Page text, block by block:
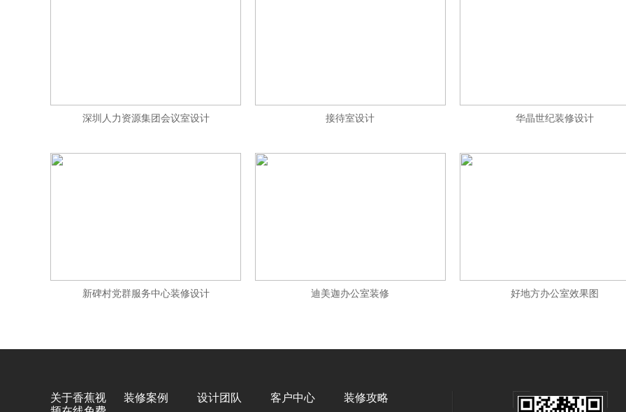
深圳人力资源集团会议室设计 接待室设计 华晶世纪装修设计
新碑村党群服务中心装修设计 迪美迦办公室装修 好地方办公室效果图
关于香蕉视
装修案例 设计团队 客户中心 装修攻略